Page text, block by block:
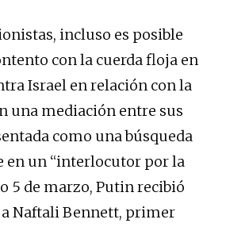
incluso es posible
con la cuerda floja en
Israel en relación con la
una mediación entre sus
como una búsqueda
en un “interlocutor por la
5 de marzo, Putin recibió
Naftali Bennett, primer